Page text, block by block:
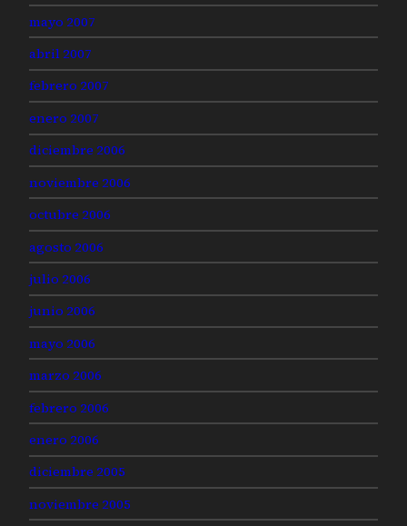
mayo 2007
abril 2007
febrero 2007
enero 2007
diciembre 2006
noviembre 2006
octubre 2006
agosto 2006
julio 2006
junio 2006
mayo 2006
marzo 2006
febrero 2006
enero 2006
diciembre 2005
noviembre 2005